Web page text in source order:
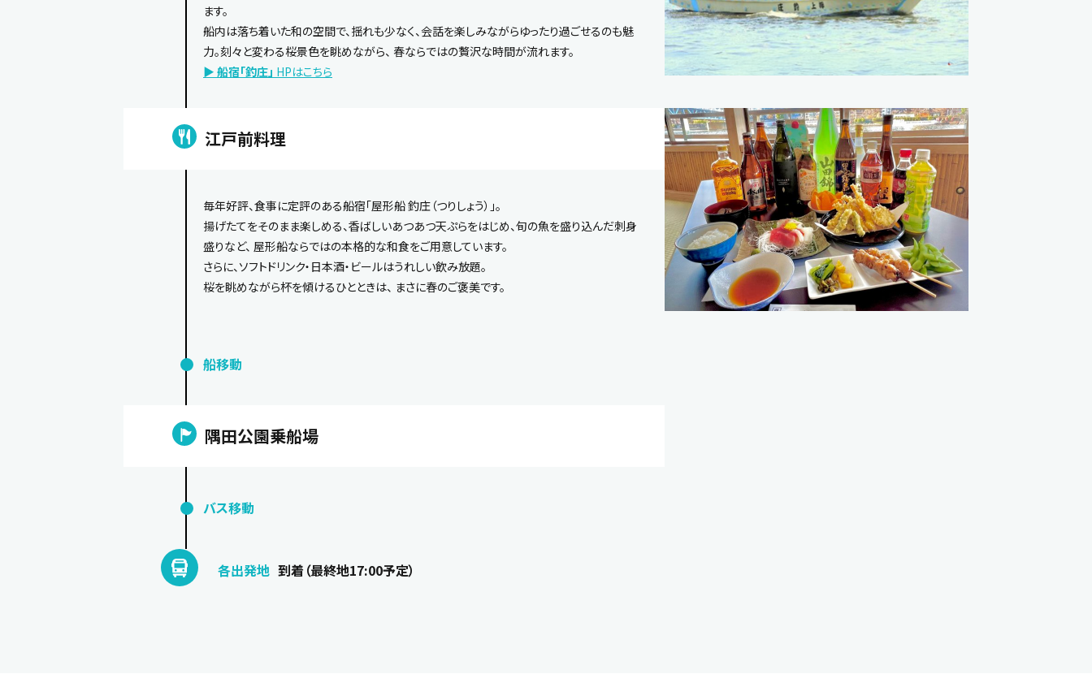
ます。
船内は落ち着いた和の空間で、揺れも少なく、会話を楽しみながらゆったり過ごせるのも魅
力。刻々と変わる桜景色を眺めながら、 春ならではの贅沢な時間が流れます。
▶ 船宿「釣庄」 HPはこちら
江戸前料理
毎年好評、食事に定評のある船宿「屋形船 釣庄（つりしょう）」。
揚げたてをそのまま楽しめる、香ばしいあつあつ天ぷらをはじめ、旬の魚を盛り込んだ刺身
盛りなど、 屋形船ならではの本格的な和食をご用意しています。
さらに、ソフトドリンク・日本酒・ビールはうれしい飲み放題。
桜を眺めながら杯を傾けるひとときは、 まさに春のご褒美です。
船移動
隅田公園乗船場
バス移動
各出発地 到着（最終地17:00予定）